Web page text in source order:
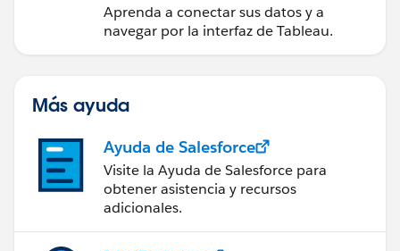
Aprenda a conectar sus datos y a
navegar por la interfaz de Tableau.
Más ayuda
Ayuda de Salesforce
Visite la Ayuda de Salesforce para
obtener asistencia y recursos
adicionales.